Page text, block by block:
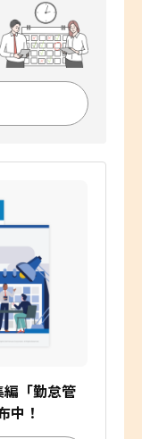
「勤怠管
中！